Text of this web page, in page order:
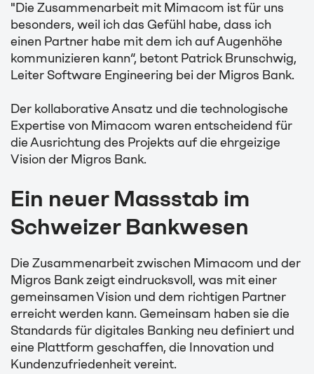
"Die Zusammenarbeit mit Mimacom ist für uns
besonders, weil ich das Gefühl habe, dass ich
einen Partner habe mit dem ich auf Augenhöhe
kommunizieren kann“, betont Patrick Brunschwig,
Leiter Software Engineering bei der Migros Bank.
Der kollaborative Ansatz und die technologische
Expertise von Mimacom waren entscheidend für
die Ausrichtung des Projekts auf die ehrgeizige
Vision der Migros Bank.
Ein neuer Massstab im
Schweizer Bankwesen
Die Zusammenarbeit zwischen Mimacom und der
Migros Bank zeigt eindrucksvoll, was mit einer
gemeinsamen Vision und dem richtigen Partner
erreicht werden kann. Gemeinsam haben sie die
Standards für digitales Banking neu definiert und
eine Plattform geschaffen, die Innovation und
Kundenzufriedenheit vereint.